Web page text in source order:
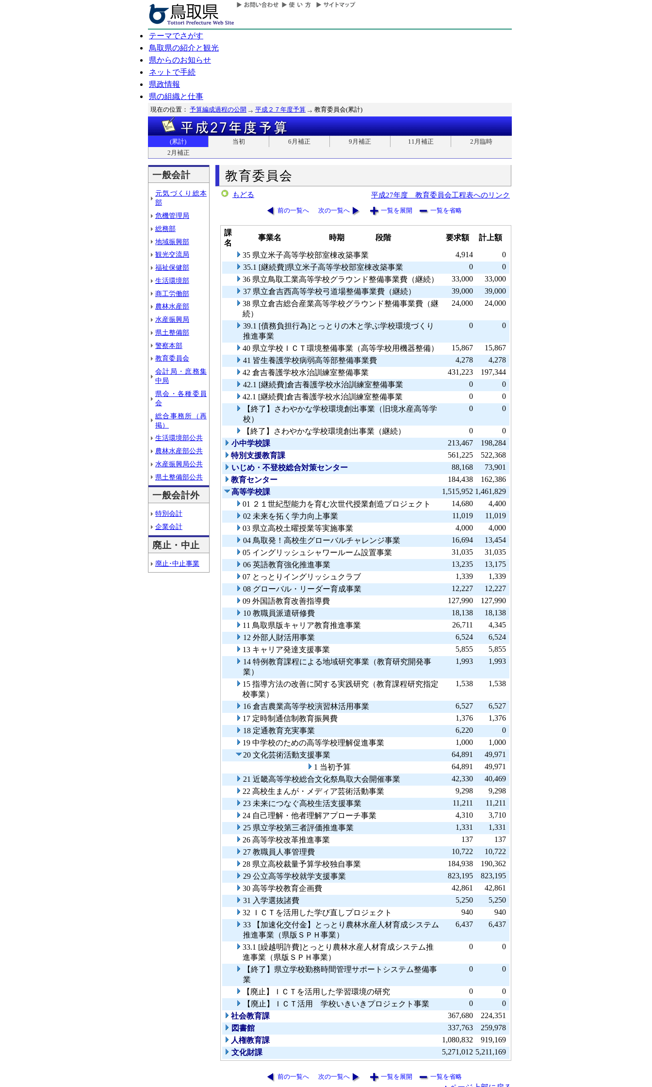
テーマでさがす
鳥取県の紹介と観光
県からのお知らせ
ネットで手続
県政情報
県の組織と仕事
現在の位置： 予算編成過程の公開 平成２７年度予算 教育委員会(累計)
(累計) 当初 6月補正 9月補正 11月補正
2月臨時
2月補正
一般会計
元気づくり総本
部
危機管理局
総務部
地域振興部
観光交流局
福祉保健部
生活環境部
商工労働部
農林水産部
水産振興局
県土整備部
警察本部
教育委員会
会計局・庶務集
中局
県会・各種委員
会
総合事務所（再
掲）
生活環境部公共
農林水産部公共
水産振興局公共
県土整備部公共
一般会計外
特別会計
企業会計
廃止・中止
廃止･中止事業
教育委員会
もどる 平成27年度 教育委員会工程表へのリンク
前の一覧へ 次の一覧へ 一覧を展開 一覧を省略
課
名
事業名 時期 段階 要求額 計上額
35 県立米子高等学校部室棟改築事業 4,914
0
35.1 [継続費]県立米子高等学校部室棟改築事業
0
0
36 県立鳥取工業高等学校グラウンド整備事業費（継続）
33,000
33,000
37 県立倉吉西高等学校弓道場整備事業費（継続）
39,000
39,000
38 県立倉吉総合産業高等学校グラウンド整備事業費（継
続）
24,000 24,000
39.1 [債務負担行為]とっとりの木と学ぶ学校環境づくり
推進事業
0 0
40 県立学校ＩＣＴ環境整備事業（高等学校用機器整備） 15,867
15,867
41 皆生養護学校病弱高等部整備事業費
4,278
4,278
42 倉吉養護学校水治訓練室整備事業
431,223
197,344
42.1 [継続費]倉吉養護学校水治訓練室整備事業
0
0
42.1 [継続費]倉吉養護学校水治訓練室整備事業
0
0
【終了】さわやかな学校環境創出事業（旧境水産高等学
校）
0 0
【終了】さわやかな学校環境創出事業（継続） 0
0
小中学校課
213,467
198,284
特別支援教育課
561,225
522,368
いじめ・不登校総合対策センター
88,168
73,901
教育センター
184,438
162,386
高等学校課
1,515,952 1,461,829
01 ２１世紀型能力を育む次世代授業創造プロジェクト
14,680
4,400
02 未来を拓く学力向上事業
11,019
11,019
03 県立高校土曜授業等実施事業
4,000
4,000
04 鳥取発！高校生グローバルチャレンジ事業
16,694
13,454
05 イングリッシュシャワールーム設置事業
31,035
31,035
06 英語教育強化推進事業
13,235
13,175
07 とっとりイングリッシュクラブ
1,339
1,339
08 グローバル・リーダー育成事業
12,227
12,227
09 外国語教育改善指導費
127,990
127,990
10 教職員派遣研修費
18,138
18,138
11 鳥取県版キャリア教育推進事業
26,711
4,345
12 外部人財活用事業
6,524
6,524
13 キャリア発達支援事業
5,855
5,855
14 特例教育課程による地域研究事業（教育研究開発事
業）
1,993 1,993
15 指導方法の改善に関する実践研究（教育課程研究指定
校事業）
1,538 1,538
16 倉吉農業高等学校演習林活用事業 6,527
6,527
17 定時制通信制教育振興費
1,376
1,376
18 定通教育充実事業
6,220
0
19 中学校のための高等学校理解促進事業
1,000
1,000
20 文化芸術活動支援事業
64,891
49,971
1 当初予算
64,891
49,971
21 近畿高等学校総合文化祭鳥取大会開催事業
42,330
40,469
22 高校生まんが・メディア芸術活動事業
9,298
9,298
23 未来につなぐ高校生活支援事業
11,211
11,211
24 自己理解・他者理解アプローチ事業
4,310
3,710
25 県立学校第三者評価推進事業
1,331
1,331
26 高等学校改革推進事業
137
137
27 教職員人事管理費
10,722
10,722
28 県立高校裁量予算学校独自事業
184,938
190,362
29 公立高等学校就学支援事業
823,195
823,195
30 高等学校教育企画費
42,861
42,861
31 入学選抜諸費
5,250
5,250
32 ＩＣＴを活用した学び直しプロジェクト
940
940
33 【加速化交付金】とっとり農林水産人材育成システム
推進事業（県版ＳＰＨ事業）
6,437 6,437
33.1 [繰越明許費]とっとり農林水産人材育成システム推
進事業（県版ＳＰＨ事業）
0 0
【終了】県立学校勤務時間管理サポートシステム整備事
業
0 0
【廃止】ＩＣＴを活用した学習環境の研究 0
0
【廃止】ＩＣＴ活用 学校いきいきプロジェクト事業
0
0
社会教育課
367,680
224,351
図書館
337,763
259,978
人権教育課
1,080,832
919,169
文化財課
5,271,012 5,211,169
前の一覧へ 次の一覧へ 一覧を展開 一覧を省略